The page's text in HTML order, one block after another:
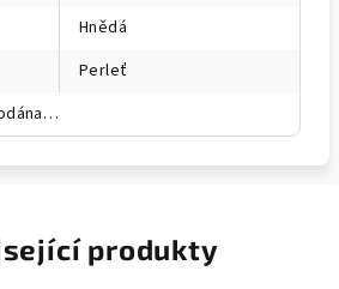
Hnědá
Perleť
produkty